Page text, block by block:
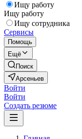
Ищу работу
Ищу работу
Ищу сотрудника
Сервисы
Помощь
Ещё
Поиск
Арсеньев
Войти
Войти
Создать резюме